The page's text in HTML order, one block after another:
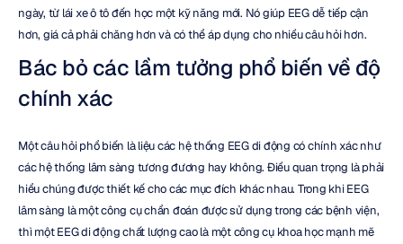
ngày, từ lái xe ô tô đến học một kỹ năng mới. Nó giúp EEG dễ tiếp cận
hơn, giá cả phải chăng hơn và có thể áp dụng cho nhiều câu hỏi hơn.
Bác bỏ các lầm tưởng phổ biến về độ
chính xác
Một câu hỏi phổ biến là liệu các hệ thống EEG di động có chính xác như
các hệ thống lâm sàng tương đương hay không. Điều quan trọng là phải
hiểu chúng được thiết kế cho các mục đích khác nhau. Trong khi EEG
lâm sàng là một công cụ chẩn đoán được sử dụng trong các bệnh viện,
thì một EEG di động chất lượng cao là một công cụ khoa học mạnh mẽ